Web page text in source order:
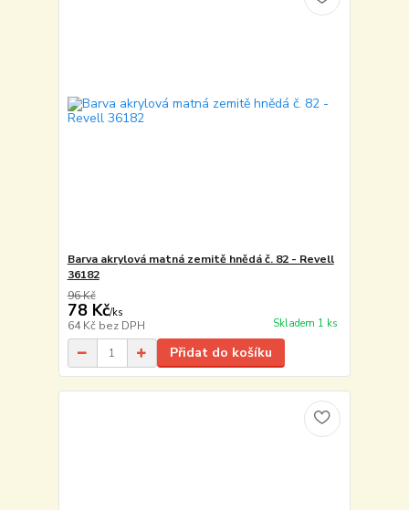
Barva akrylová matná zemitě hnědá č. 82 - Revell
36182
96 Kč
78 Kč/ks
64 Kč bez DPH Skladem 1 ks
Přidat do košíku